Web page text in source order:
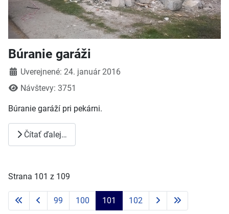
Búranie garáži
DetailyUverejnené: 24. január 2016
Návštevy: 3751
Búranie garáží pri pekárni.
Čítať ďalej…
Strana 101 z 109
99 100 101 102